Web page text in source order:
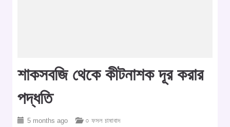
শাকসবজি থেকে কীটনাশক দূর করার
পদ্ধতি
5 months ago ○ ফসল চাষাবাদ